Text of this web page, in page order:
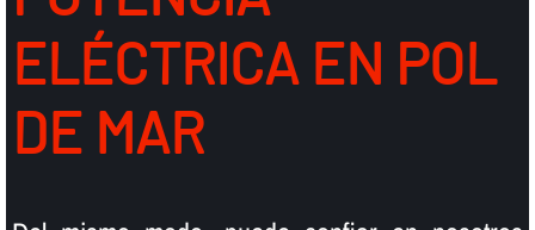
ELÉCTRICA EN POL
DE MAR